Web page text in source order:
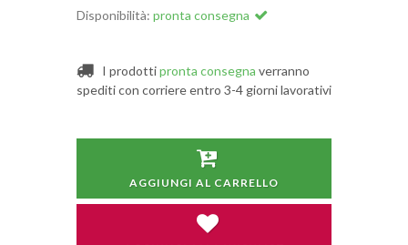
Disponibilità: pronta consegna
I prodottipronta consegna verranno
spediti con corriere entro 3-4 giorni lavorativi
AGGIUNGI AL CARRELLO